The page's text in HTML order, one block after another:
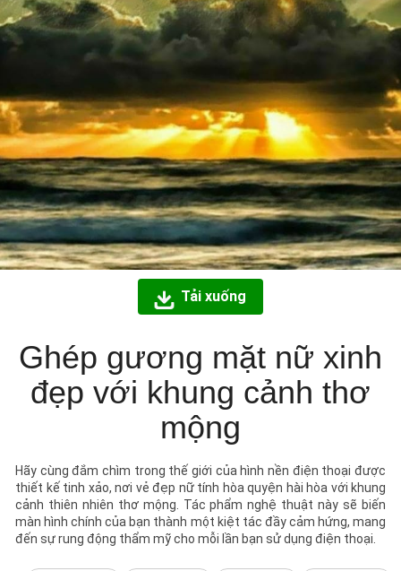
Tải xuống
Ghép gương mặt nữ xinh
đẹp với khung cảnh thơ
mộng
Hãy cùng đắm chìm trong thế giới của hình nền điện thoại được
thiết kế tinh xảo, nơi vẻ đẹp nữ tính hòa quyện hài hòa với khung
cảnh thiên nhiên thơ mộng. Tác phẩm nghệ thuật này sẽ biến
màn hình chính của bạn thành một kiệt tác đầy cảm hứng, mang
đến sự rung động thẩm mỹ cho mỗi lần bạn sử dụng điện thoại.